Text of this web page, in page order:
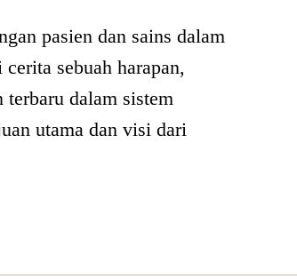
pasien dan sains dalam
sebuah harapan,
dalam sistem
utama dan visi dari